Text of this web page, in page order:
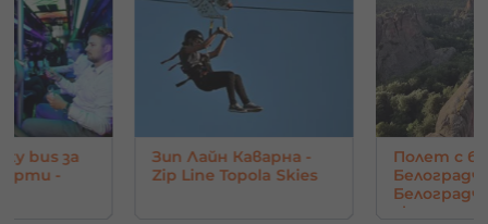
bus за
-
Зип Лайн Каварна -
Zip Line Topola Skies
Полет с
скали